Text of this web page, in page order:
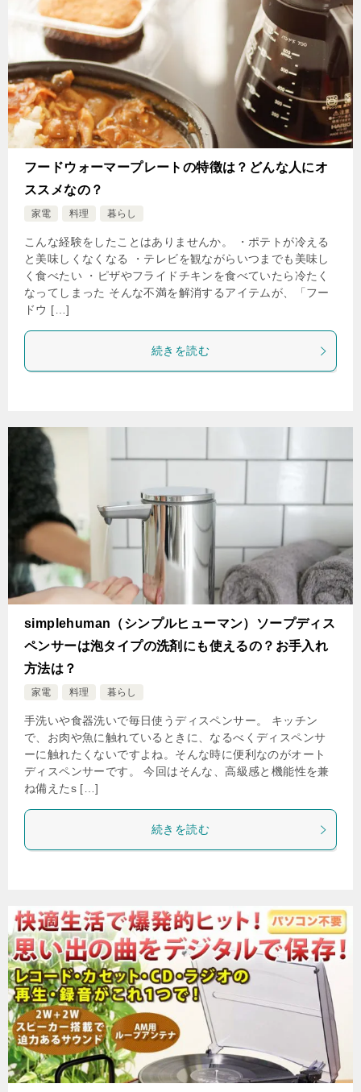
フードウォーマープレートの特徴は？どんな人にオ
ススメなの？
家電 料理 暮らし
こんな経験をしたことはありませんか。 ・ポテトが冷える
と美味しくなくなる ・テレビを観ながらいつまでも美味し
く食べたい ・ピザやフライドチキンを食べていたら冷たく
なってしまった そんな不満を解消するアイテムが、「フー
ドウ […]
続きを読む
simplehuman（シンプルヒューマン）ソープディス
ペンサーは泡タイプの洗剤にも使えるの？お手入れ
方法は？
家電 料理 暮らし
手洗いや食器洗いで毎日使うディスペンサー。 キッチン
で、お肉や魚に触れているときに、なるべくディスペンサ
ーに触れたくないですよね。そんな時に便利なのがオート
ディスペンサーです。 今回はそんな、高級感と機能性を兼
ね備えたs […]
続きを読む